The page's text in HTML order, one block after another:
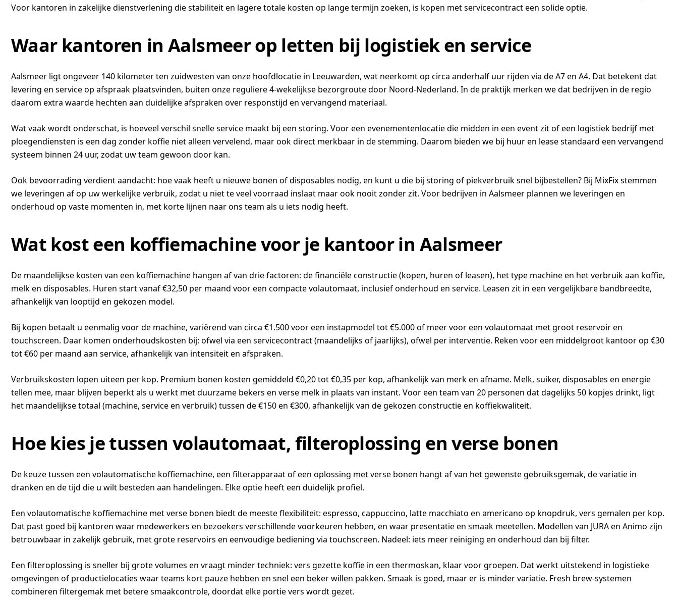
Voor kantoren in zakelijke dienstverlening die stabiliteit en lagere totale kosten op lange termijn zoeken, is kopen met servicecontract een solide optie.
Waar kantoren in Aalsmeer op letten bij logistiek en service
Aalsmeer ligt ongeveer 140 kilometer ten zuidwesten van onze hoofdlocatie in Leeuwarden, wat neerkomt op circa anderhalf uur rijden via de A7 en A4. Dat betekent dat
levering en service op afspraak plaatsvinden, buiten onze reguliere 4-wekelijkse bezorgroute door Noord-Nederland. In de praktijk merken we dat bedrijven in de regio
daarom extra waarde hechten aan duidelijke afspraken over responstijd en vervangend materiaal.
Wat vaak wordt onderschat, is hoeveel verschil snelle service maakt bij een storing. Voor een evenementenlocatie die midden in een event zit of een logistiek bedrijf met
ploegendiensten is een dag zonder koffie niet alleen vervelend, maar ook direct merkbaar in de stemming. Daarom bieden we bij huur en lease standaard een vervangend
systeem binnen 24 uur, zodat uw team gewoon door kan.
Ook bevoorrading verdient aandacht: hoe vaak heeft u nieuwe bonen of disposables nodig, en kunt u die bij storing of piekverbruik snel bijbestellen? Bij MixFix stemmen
we leveringen af op uw werkelijke verbruik, zodat u niet te veel voorraad inslaat maar ook nooit zonder zit. Voor bedrijven in Aalsmeer plannen we leveringen en
onderhoud op vaste momenten in, met korte lijnen naar ons team als u iets nodig heeft.
Wat kost een koffiemachine voor je kantoor in Aalsmeer
De maandelijkse kosten van een koffiemachine hangen af van drie factoren: de financiële constructie (kopen, huren of leasen), het type machine en het verbruik aan koffie,
melk en disposables. Huren start vanaf €32,50 per maand voor een compacte volautomaat, inclusief onderhoud en service. Leasen zit in een vergelijkbare bandbreedte,
afhankelijk van looptijd en gekozen model.
Bij kopen betaalt u eenmalig voor de machine, variërend van circa €1.500 voor een instapmodel tot €5.000 of meer voor een volautomaat met groot reservoir en
touchscreen. Daar komen onderhoudskosten bij: ofwel via een servicecontract (maandelijks of jaarlijks), ofwel per interventie. Reken voor een middelgroot kantoor op €30
tot €60 per maand aan service, afhankelijk van intensiteit en afspraken.
Verbruikskosten lopen uiteen per kop. Premium bonen kosten gemiddeld €0,20 tot €0,35 per kop, afhankelijk van merk en afname. Melk, suiker, disposables en energie
tellen mee, maar blijven beperkt als u werkt met duurzame bekers en verse melk in plaats van instant. Voor een team van 20 personen dat dagelijks 50 kopjes drinkt, ligt
het maandelijkse totaal (machine, service en verbruik) tussen de €150 en €300, afhankelijk van de gekozen constructie en koffiekwaliteit.
Hoe kies je tussen volautomaat, filteroplossing en verse bonen
De keuze tussen een volautomatische koffiemachine, een filterapparaat of een oplossing met verse bonen hangt af van het gewenste gebruiksgemak, de variatie in
dranken en de tijd die u wilt besteden aan handelingen. Elke optie heeft een duidelijk profiel.
Een volautomatische koffiemachine met verse bonen biedt de meeste flexibiliteit: espresso, cappuccino, latte macchiato en americano op knopdruk, vers gemalen per kop.
Dat past goed bij kantoren waar medewerkers en bezoekers verschillende voorkeuren hebben, en waar presentatie en smaak meetellen. Modellen van JURA en Animo zijn
betrouwbaar in zakelijk gebruik, met grote reservoirs en eenvoudige bediening via touchscreen. Nadeel: iets meer reiniging en onderhoud dan bij filter.
Een filteroplossing is sneller bij grote volumes en vraagt minder techniek: vers gezette koffie in een thermoskan, klaar voor groepen. Dat werkt uitstekend in logistieke
omgevingen of productielocaties waar teams kort pauze hebben en snel een beker willen pakken. Smaak is goed, maar er is minder variatie. Fresh brew-systemen
combineren filtergemak met betere smaakcontrole, doordat elke portie vers wordt gezet.